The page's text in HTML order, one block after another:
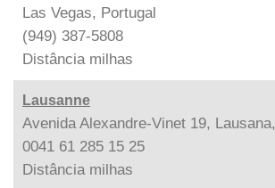
Las Vegas, Portugal
(949) 387-5808
Distância milhas
Lausanne
Avenida Alexandre-Vinet 19,
0041 61 285 15 25
Distância milhas